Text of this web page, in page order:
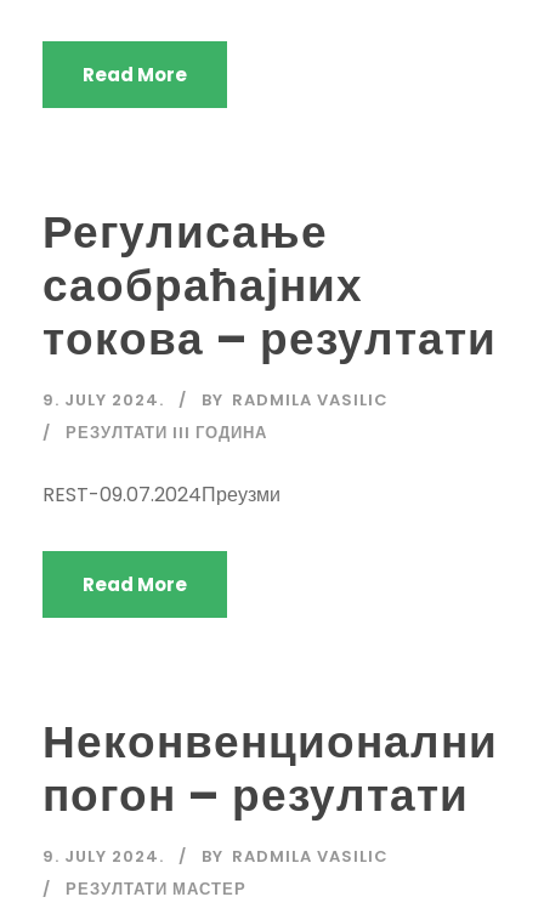
Read More
Регулисање
саобраћајних
токова – резултати
9. JULY 2024. BY RADMILA VASILIC
РЕЗУЛТАТИ III ГОДИНА
REST-09.07.2024Преузми
Read More
Неконвенционални
погон – резултати
9. JULY 2024. BY RADMILA VASILIC
РЕЗУЛТАТИ МАСТЕР